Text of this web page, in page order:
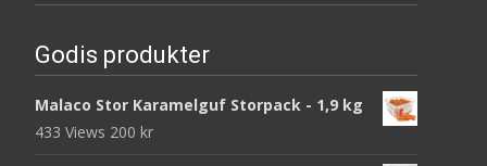
Godis produkter
Malaco Stor Karamelguf Storpack - 1,9 kg
433 Views 200 kr